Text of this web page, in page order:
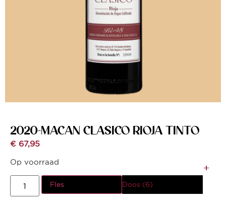
2020-MACAN CLASICO RIOJA TINTO
€ 67,95
Op voorraad
Fles Doos (6)